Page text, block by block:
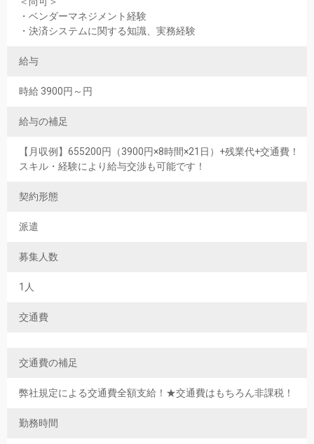
・ベンダーマネジメント経験
・決済システムに関する知識、実務経験
給与
時給 3900円～円
給与の補足
【月収例】655200円（3900円×8時間×21日）+残業代+交通費！
スキル・経験により給与交渉も可能です！
契約形態
派遣
募集人数
1人
交通費
交通費の補足
弊社規定による交通費全額支給！★交通費はもちろん非課税！
勤務時間